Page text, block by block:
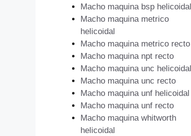
Macho maquina bsp helicoidal
Macho maquina metrico
helicoidal
Macho maquina metrico recto
Macho maquina npt recto
Macho maquina unc helicoidal
Macho maquina unc recto
Macho maquina unf helicoidal
Macho maquina unf recto
Macho maquina whitworth
helicoidal